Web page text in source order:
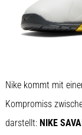
Richtungswechsel.
Wie
wird
wo…
6. 8. 2026
Nike kommt mit
Kompromiss
darstellt: NIKE